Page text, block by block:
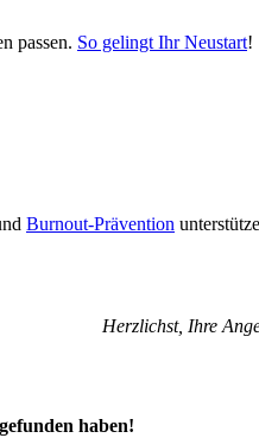
passen. So gelingt Ihr Neustart!
Burnout-Prävention
Herzlichst, Ihre
haben!